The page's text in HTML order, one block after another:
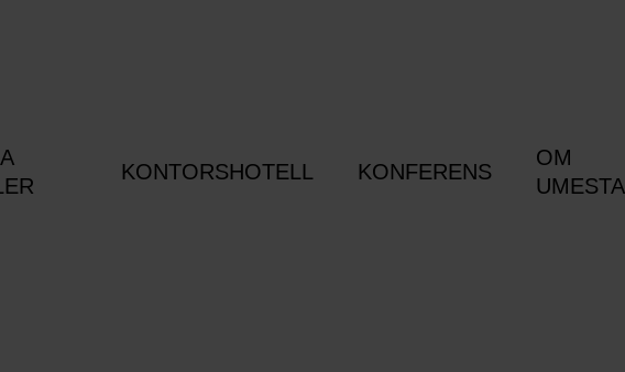
KONTORSHOTELL KONFERENS
OM